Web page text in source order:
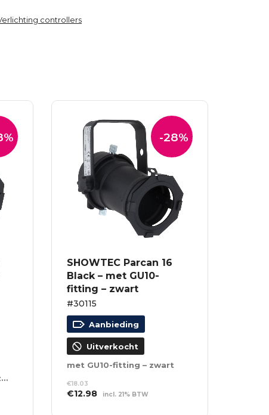
controllers
zonder schroeffitting – zwart
-28%
SHOWTEC Parcan 16
Black – met GU10-
fitting – zwart
#30115
Aanbieding
Uitverkocht
met GU10-fitting – zwart
€18.03
Oorspronkelijke
€12.98Huidige
incl. 21% BTW